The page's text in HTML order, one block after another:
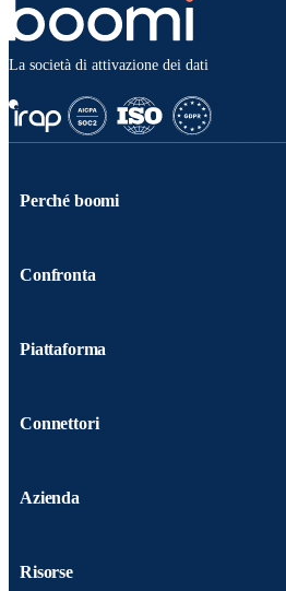
La società di attivazione dei dati
Perché boomi
Confronta
Piattaforma
Connettori
Azienda
Risorse